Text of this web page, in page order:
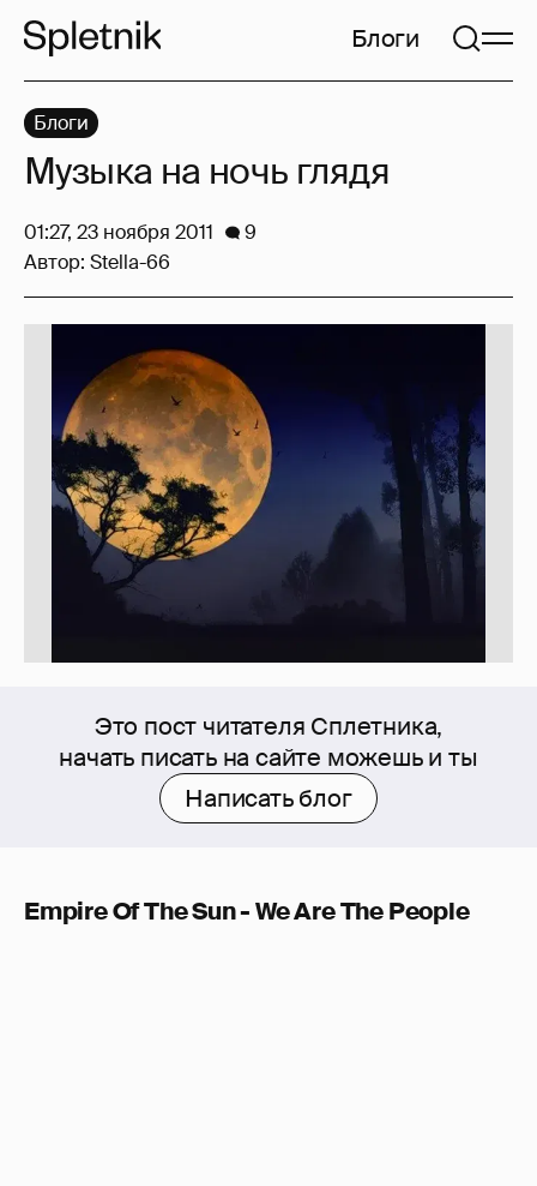
Блоги
Это пост читателя Сплетника,
начать писать на сайте можешь и ты
Написать блог
Empire Of The Sun - We Are The People
Блоги
Музыка на ночь глядя
01:27, 23 ноября 2011
9
Автор: Stella-66